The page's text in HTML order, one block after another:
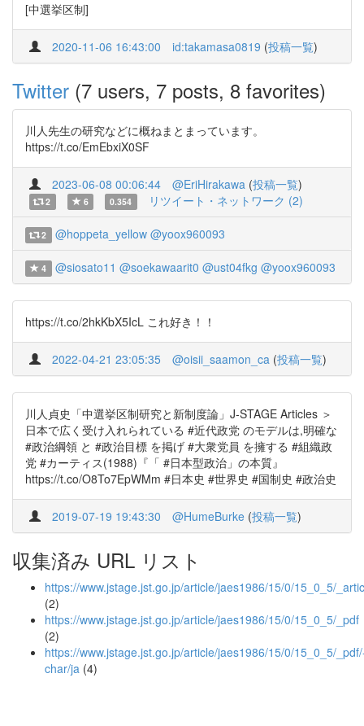
[中選挙区制]
2020-11-06 16:43:00 id:takamasa0819 (投稿一覧)
Twitter (7 users, 7 posts, 8 favorites)
川人先生の研究などに概ねまとまっています。
https://t.co/EmEbxiX0SF
2023-06-08 00:06:44 @EriHirakawa (投稿一覧)
2 6 0.354 リツイート・ネットワーク (2)
2 @hoppeta_yellow @yoox960093
4 @siosato11 @soekawaarit0 @ust04fkg @yoox960093
https://t.co/2hkKbX5IcL これ好き！！
2022-04-21 23:05:35 @oisii_saamon_ca (投稿一覧)
川人貞史「中選挙区制研究と新制度論」J-STAGE Articles ＞
日本で広く受け入れられている #近代政党 のモデルは,明確な
#政治綱領 と #政治目標 を掲げ #大衆党員 を擁する #組織政
党 #カーティス(1988)『「 #日本型政治」の本質』
https://t.co/O8To7EpWMm #日本史 #世界史 #国制史 #政治史
2019-07-19 19:43:30 @HumeBurke (投稿一覧)
収集済み URL リスト
https://www.jstage.jst.go.jp/article/jaes1986/15/0/15_0_5/
(2)
https://www.jstage.jst.go.jp/article/jaes1986/15/0/15_0_5/_pdf
(2)
https://www.jstage.jst.go.jp/article/jaes1986/15/0/15_0_5/
char/ja (4)